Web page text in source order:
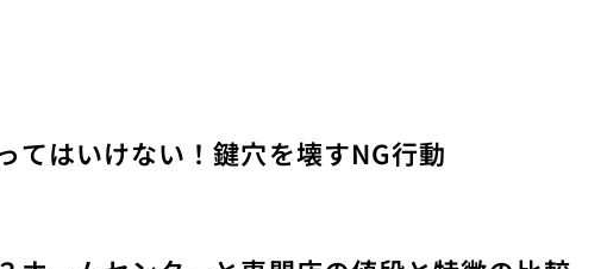
てはいけない！鍵穴を壊すNG行動